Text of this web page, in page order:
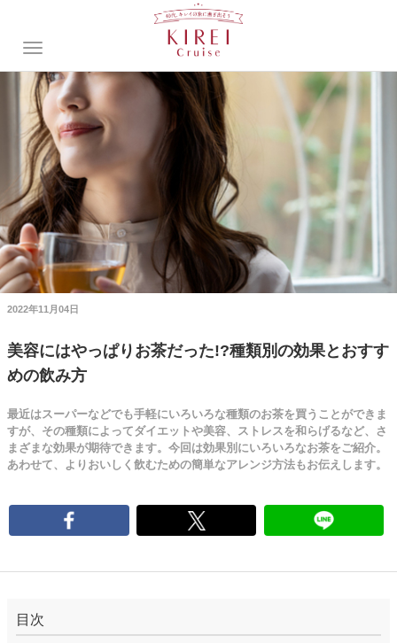
2022年11月04日
美容にはやっぱりお茶だった!?種類別の効果とおすす
めの飲み方
最近はスーパーなどでも手軽にいろいろな種類のお茶を買うことができま
すが、その種類によってダイエットや美容、ストレスを和らげるなど、さ
まざまな効果が期待できます。今回は効果別にいろいろなお茶をご紹介。
あわせて、よりおいしく飲むための簡単なアレンジ方法もお伝えします。
目次